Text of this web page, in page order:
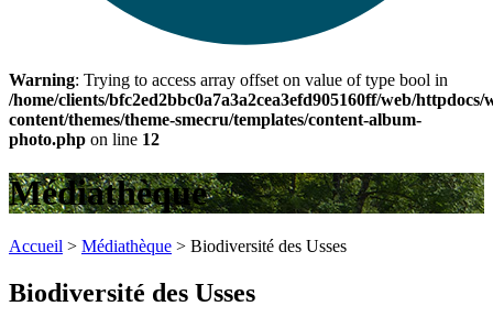
Warning: Trying to access array offset on value of type bool in
/home/clients/bfc2ed2bbc0a7a3a2cea3efd905160ff/web/httpdocs/
content/themes/theme-smecru/templates/content-album-
photo.php on line 12
Médiathèque
Accueil > Médiathèque > Biodiversité des Usses
Biodiversité des Usses